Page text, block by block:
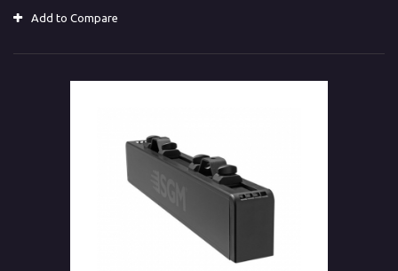
Add to Compare